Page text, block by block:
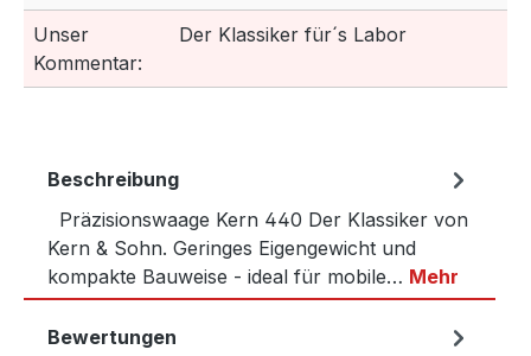
Unser
Kommentar:
Der Klassiker für´s Labor
Beschreibung
Präzisionswaage Kern 440 Der Klassiker von
Kern & Sohn. Geringes Eigengewicht und
kompakte Bauweise - ideal für mobile… Mehr
Bewertungen